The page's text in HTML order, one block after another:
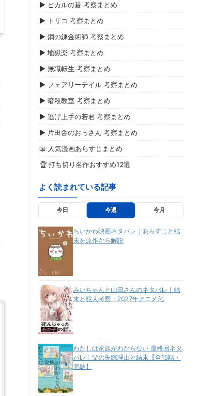
▶ ヒカルの碁 考察まとめ
▶ トリコ 考察まとめ
▶ 鋼の錬金術師 考察まとめ
▶ 地獄楽 考察まとめ
▶ 無職転生 考察まとめ
▶ フェアリーテイル 考察まとめ
▶ 暗殺教室 考察まとめ
▶ 逃げ上手の若君 考察まとめ
▶ 片田舎のおっさん 考察まとめ
📖 人気漫画あらすじまとめ
🏆 打ち切り名作おすすめ12選
よく読まれている記事
今日 今週 今月
ちいかわ映画ネタバレ｜あらすじと結
末を原作から解説
みいちゃんと山田さんのネタバレ｜結
末と犯人考察・2027年アニメ化
わたしは家族がわからない 最終回ネタ
バレ｜父の失踪理由と結末【全15話・
完結】